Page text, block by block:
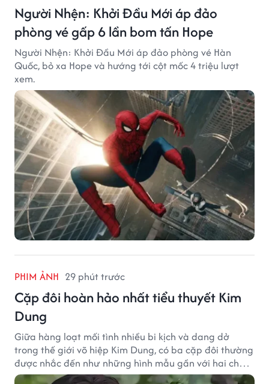
Người Nhện: Khởi Đầu Mới áp đảo
phòng vé gấp 6 lần bom tấn Hope
Người Nhện: Khởi Đầu Mới áp đảo phòng vé Hàn
Quốc, bỏ xa Hope và hướng tới cột mốc 4 triệu lượt
xem.
PHIM ẢNH 29 phút trước
Cặp đôi hoàn hảo nhất tiểu thuyết Kim
Dung
Giữa hàng loạt mối tình nhiều bi kịch và dang dở
trong thế giới võ hiệp Kim Dung, có ba cặp đôi thường
được nhắc đến như những hình mẫu gần với hai chữ
"viên mãn" nhất.